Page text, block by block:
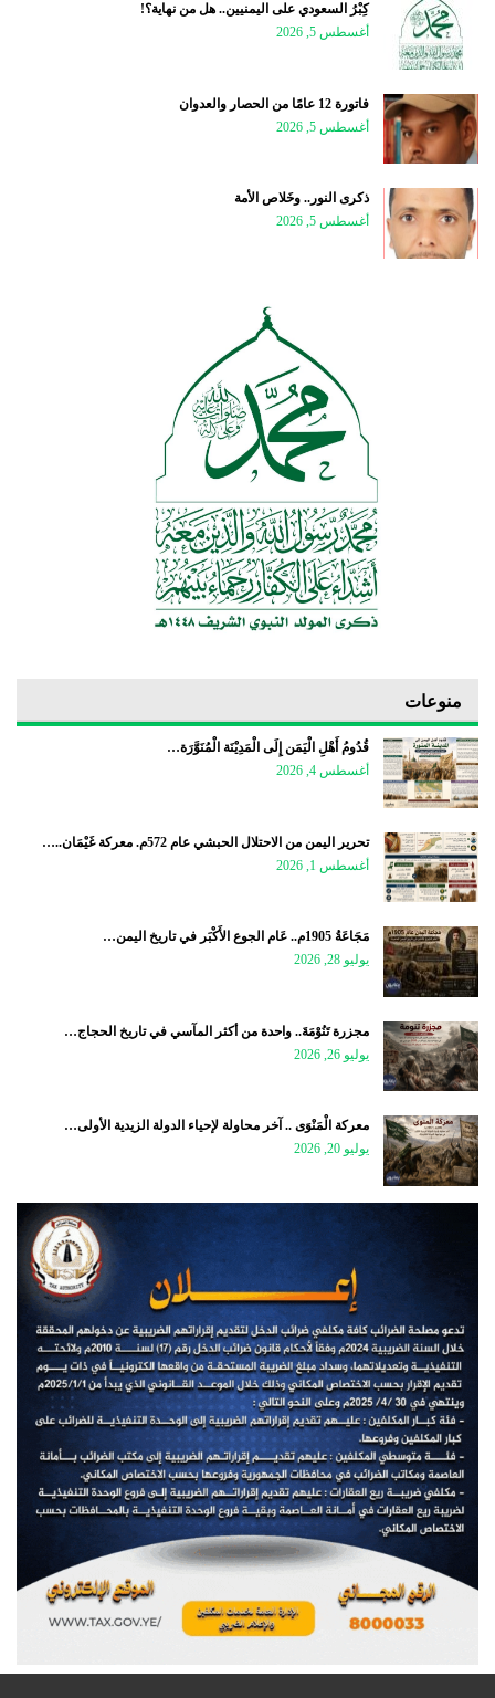
كِبْرُ السعودي على اليمنيين.. هل من نهاية؟!
أغسطس 5, 2026
فاتورة 12 عامًا من الحصار والعدوان
أغسطس 5, 2026
ذكرى النور.. وخَلاص الأمة
أغسطس 5, 2026
منوعات
قُدُومُ أَهْلِ الْيَمَن إِلَى الْمَدِيْنَة الْمُنَوَّرَة…
أغسطس 4, 2026
تحرير اليمن من الاحتلال الحبشي عام 572م. معركة غَيْمَان..…
أغسطس 1, 2026
مَجَاعَةُ 1905م.. عَام الجوع الأَكْبَر في تاريخ اليمن…
يوليو 28, 2026
مجزرة تَنُوْمَةَ.. واحدة من أكثر المآسي في تاريخ الحجاج…
يوليو 26, 2026
معركة الْمَنْوَى .. آخر محاولة لإحياء الدولة الزيدية الأولى…
يوليو 20, 2026